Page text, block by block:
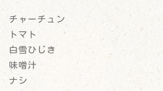
チャーチュン
トマト
白雪ひじき
味噌汁
ナシ